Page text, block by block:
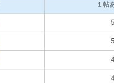
１帖